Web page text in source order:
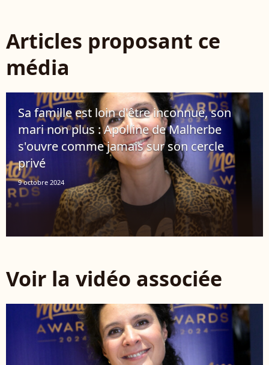
Articles proposant ce
média
Sa famille est loin d'être inconnue, son
mari non plus : Apolline de Malherbe
s'ouvre comme jamais sur son cercle
privé
9 octobre 2024
Voir la vidéo associée